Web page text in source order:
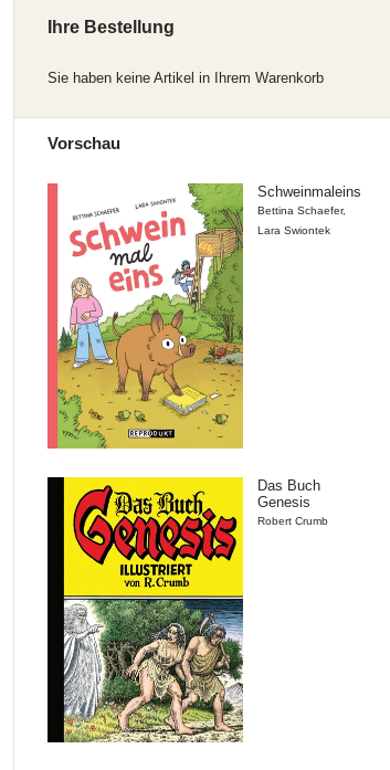
Ihre Bestellung
Sie haben keine Artikel in Ihrem Warenkorb
Vorschau
Schweinmaleins
Bettina Schaefer,
Lara Swiontek
Das Buch
Genesis
Robert Crumb